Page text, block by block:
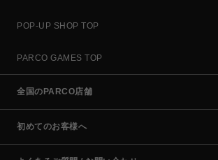
POP-UP SHOP TOP
PARCO GAMES TOP
全国のPARCO店舗
初めてのお客様へ